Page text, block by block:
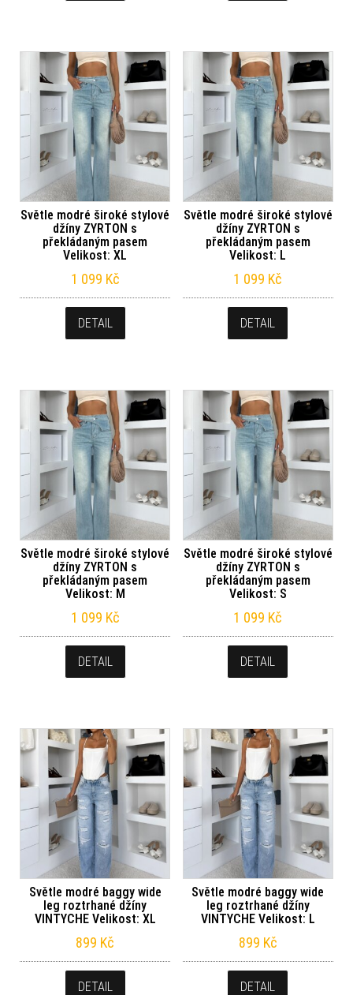
Světle modré široké stylové
džíny ZYRTON s
překládaným pasem
Velikost: XL
1 099 Kč
DETAIL
Světle modré široké stylové
džíny ZYRTON s
překládaným pasem
Velikost: L
1 099 Kč
DETAIL
Světle modré široké stylové
džíny ZYRTON s
překládaným pasem
Velikost: M
1 099 Kč
DETAIL
Světle modré široké stylové
džíny ZYRTON s
překládaným pasem
Velikost: S
1 099 Kč
DETAIL
Světle modré baggy wide
leg roztrhané džíny
VINTYCHE Velikost: XL
899 Kč
DETAIL
Světle modré baggy wide
leg roztrhané džíny
VINTYCHE Velikost: L
899 Kč
DETAIL